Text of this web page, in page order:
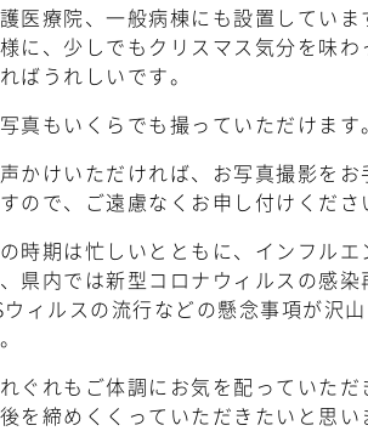
医療院、一般病棟にも設置していま
に、少しでもクリスマス気分を味わ
ばうれしいです。
真もいくらでも撮っていただけます。
かけいただければ、お写真撮影をお
ので、ご遠慮なくお申し付けくださ
時期は忙しいとともに、インフルエ
県内では新型コロナウィルスの感染
ウィルスの流行などの懸念事項が沢
ぐれもご体調にお気を配っていただ
を締めくくっていただきたいと思い